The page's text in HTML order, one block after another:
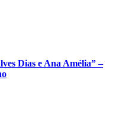
Dias e Ana Amélia” –